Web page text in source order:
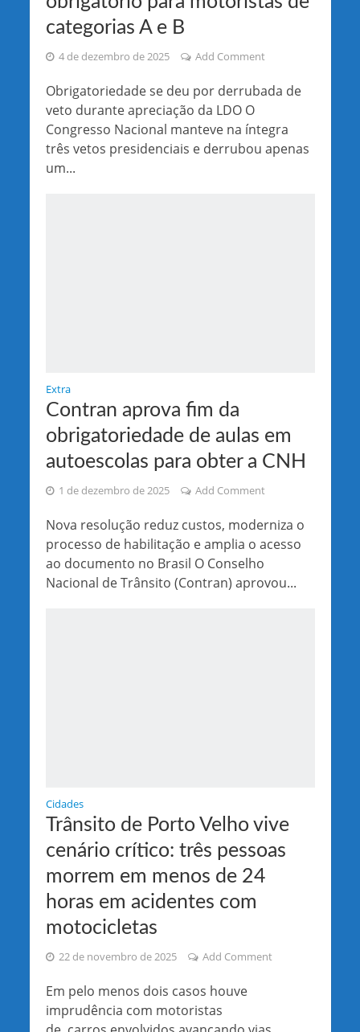
categorias A e B
4 de dezembro de 2025 Add Comment
Obrigatoriedade se deu por derrubada de
veto durante apreciação da LDO O
Congresso Nacional manteve na íntegra
três vetos presidenciais e derrubou apenas
um...
Extra
Contran aprova fim da
obrigatoriedade de aulas em
autoescolas para obter a CNH
1 de dezembro de 2025 Add Comment
Nova resolução reduz custos, moderniza o
processo de habilitação e amplia o acesso
ao documento no Brasil O Conselho
Nacional de Trânsito (Contran) aprovou...
Cidades
Trânsito de Porto Velho vive
cenário crítico: três pessoas
morrem em menos de 24
horas em acidentes com
motocicletas
22 de novembro de 2025 Add Comment
Em pelo menos dois casos houve
imprudência com motoristas